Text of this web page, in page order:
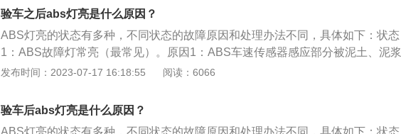
防抱死制动系统故障，紧急制动时如果车轮抱死，车辆会失控打滑，使驾驶员无
法减速或调整车辆行驶轨迹，安全隐患较大。
通道式：有四个轮速传感器，在通往四个车轮制动分泵的管路中，各设一个制动
压力调节器装置，进行独立控制，构成四通道控制形式。
重；检查充电系统；检查电源供应（如电压继电器或电源接触不良）。状态3：
引擎启动后ABS警告灯一直亮着，直到引擎IGFF才熄灭。原因：ABS油压阀体搭
铁线路接触不良；ABS油压阀体电线接头接触不良；ABS计算机故障。处理方
头是否间隙变大；更换ABS或ABS/ASR计算机。状态4：ABS警告灯高速行驶亮
别太大；轮胎规格不正确或钢圈规格不正确。处理方案：参考车辆轮胎规格及钢
案：清洁车速传感器上的脏物，调整好车速传感器与信号齿圈的间隙，即可恢复
正常。原因2：由于系统线路之间连接松懈，ABS继电器接触不良等引起信号不
良而使系统故障。处理方案：检查线路连接处，有松动的重新连接。状态2：AB
S警告灯间歇性亮起，加速时则ABS警告灯熄灭。原因：当使用多种车辆电器，
而电瓶电压下降低于10.5V，引擎转速上升，电压上升，ABS指示灯熄灭；ABS
重；检查充电系统；检查电源供应（如电压继电器或电源接触不良）。状态3：
引擎启动后ABS警告灯一直亮着，直到引擎IGFF才熄灭。原因：ABS油压阀体搭
验车之后abs灯亮是什么原因？
ABS灯亮的状态有多种，不同状态的故障原因和处理办法不同，具体如下：状态
1：ABS故障灯常亮（最常见）。原因1：ABS车速传感器感应部分被泥土、泥浆
等其它污染源覆盖，影响传感器感应相应的车速信号，使ABS电脑无法判别车
案：清洁车速传感器上的脏物，调整好车速传感器与信号齿圈的间隙，即可恢复
正常。原因2：由于系统线路之间连接松懈，ABS继电器接触不良等引起信号不
发布时间：2023-07-17 16:18:55 阅读：6066
验车后abs灯亮是什么原因？